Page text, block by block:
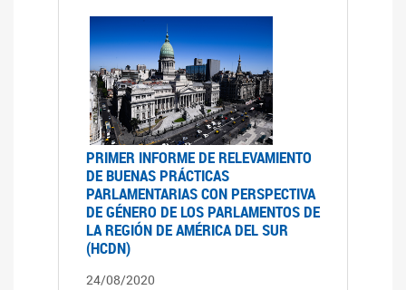
PRIMER INFORME DE RELEVAMIENTO
DE BUENAS PRÁCTICAS
PARLAMENTARIAS CON PERSPECTIVA
DE GÉNERO DE LOS PARLAMENTOS DE
LA REGIÓN DE AMÉRICA DEL SUR
(HCDN)
24/08/2020